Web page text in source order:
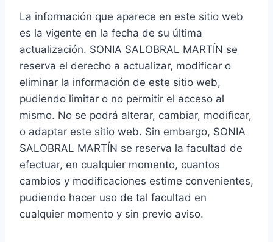
La información que aparece en este sitio web
es la vigente en la fecha de su última
actualización. SONIA SALOBRAL MARTÍN se
reserva el derecho a actualizar, modificar o
eliminar la información de este sitio web,
pudiendo limitar o no permitir el acceso al
mismo. No se podrá alterar, cambiar, modificar,
o adaptar este sitio web. Sin embargo, SONIA
SALOBRAL MARTÍN se reserva la facultad de
efectuar, en cualquier momento, cuantos
cambios y modificaciones estime convenientes,
pudiendo hacer uso de tal facultad en
cualquier momento y sin previo aviso.